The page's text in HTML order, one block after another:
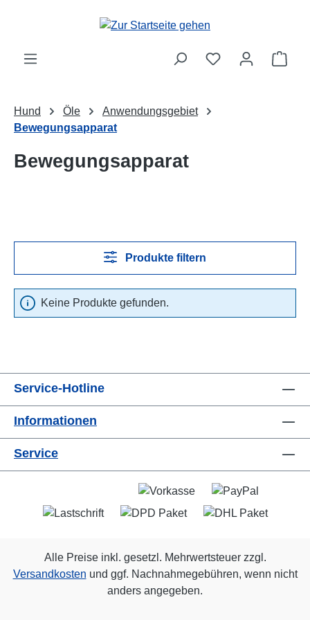
Zum Hauptinhalt springen
Hund Öle
Anwendungsgebiet
Bewegungsapparat
Bewegungsapparat
Produkte filtern
Keine Produkte gefunden.
Service-Hotline
Informationen
Service
Alle Preise inkl. gesetzl. Mehrwertsteuer zzgl.
Versandkosten und ggf. Nachnahmegebühren, wenn nicht
anders angegeben.